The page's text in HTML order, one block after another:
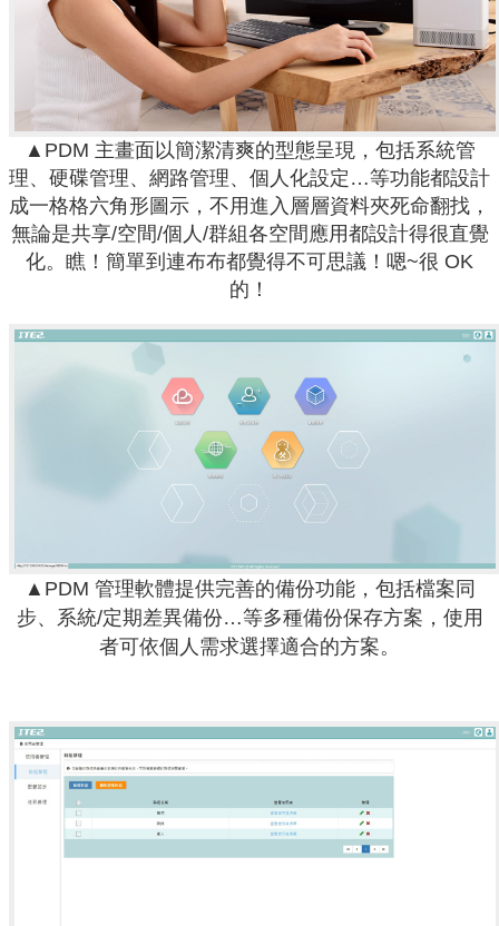
▲PDM 主畫面以簡潔清爽的型態呈現，包括系統管
理、硬碟管理、網路管理、個人化設定…等功能都設計
成一格格六角形圖示，不用進入層層資料夾死命翻找，
無論是共享/空間/個人/群組各空間應用都設計得很直覺
化。瞧！簡單到連布布都覺得不可思議！嗯~很 OK
的！
▲PDM 管理軟體提供完善的備份功能，包括檔案同
步、系統/定期差異備份…等多種備份保存方案，使用
者可依個人需求選擇適合的方案。